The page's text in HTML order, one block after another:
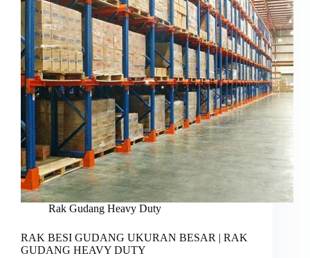
Rak Gudang Heavy Duty
RAK BESI GUDANG UKURAN BESAR | RAK
GUDANG HEAVY DUTY